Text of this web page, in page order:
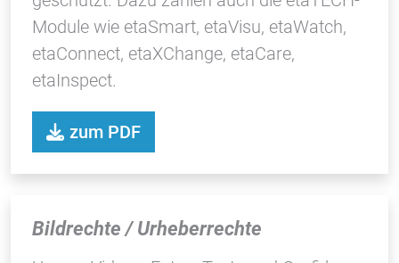
Module wie etaSmart, etaVisu, etaWatch,
etaConnect, etaXChange, etaCare,
etaInspect.
zum PDF
Bildrechte / Urheberrechte